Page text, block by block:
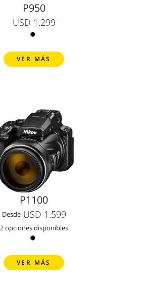
P950
USD 1.299
VER MÁS
P1100
Desde USD 1.599
2 opciones disponibles
VER MÁS